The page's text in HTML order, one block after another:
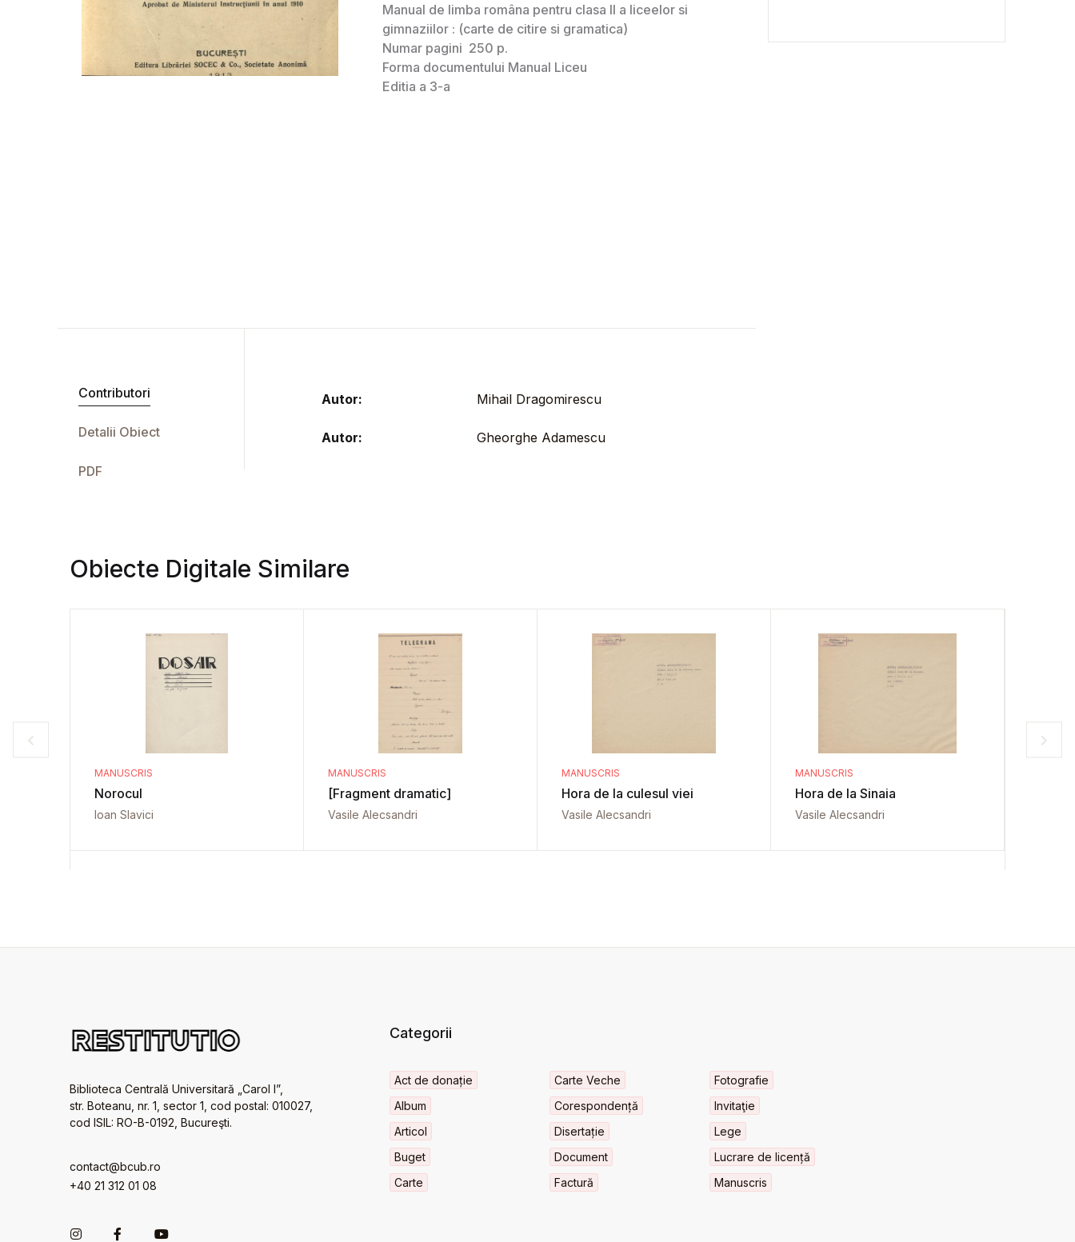
Contributori
Detalii Obiect
PDF
Autor: Mihail Dragomirescu
Autor: Gheorghe Adamescu
Obiecte Digitale Similare
MANUSCRIS
Norocul
Ioan Slavici
MANUSCRIS
[Fragment dramatic]
Vasile Alecsandri
MANUSCRIS
Hora de la culesul viei
Vasile Alecsandri
MANUSCRIS
Hora de la Sinaia
Vasile Alecsandri
Biblioteca Centrală Universitară „Carol I”,
str. Boteanu, nr. 1, sector 1, cod postal: 010027,
cod ISIL: RO-B-0192, Bucureşti.
contact@bcub.ro
+40 21 312 01 08
Categorii
Act de donație
Album
Articol
Buget
Carte
Carte Veche
Corespondență
Disertație
Document
Factură
Fotografie
Invitaţie
Lege
Lucrare de licență
Manuscris